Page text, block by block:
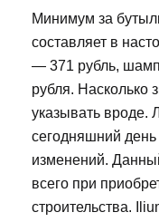
Минимум за
составляет в
— 371 рубль,
рубля. Насколько
указывать вроде.
сегодняшний
изменений.
всего при
строительства.